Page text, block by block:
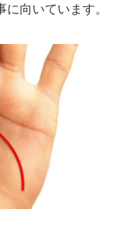
向いています。